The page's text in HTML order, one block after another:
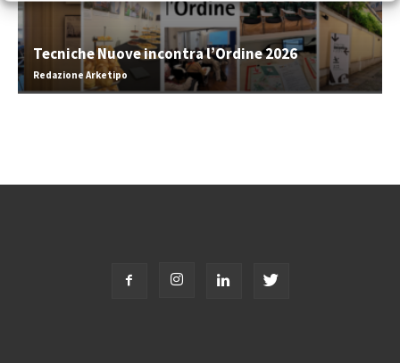
Tecniche Nuove incontra l’Ordine 2026
Redazione Arketipo